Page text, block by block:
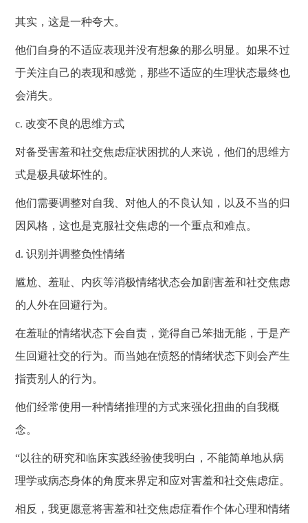
其实，这是一种夸大。
他们自身的不适应表现并没有想象的那么明显。如果不过
于关注自己的表现和感觉，那些不适应的生理状态最终也
会消失。
c.改变不良的思维方式
对备受害羞和社交焦虑症状困扰的人来说，他们的思维方
式是极具破坏性的。
他们需要调整对自我、对他人的不良认知，以及不当的归
因风格，这也是克服社交焦虑的一个重点和难点。
d.识别并调整负性情绪
尴尬、羞耻、内疚等消极情绪状态会加剧害羞和社交焦虑
的人外在回避行为。
在羞耻的情绪状态下会自责，觉得自己笨拙无能，于是产
生回避社交的行为。而当她在愤怒的情绪状态下则会产生
指责别人的行为。
他们经常使用一种情绪推理的方式来强化扭曲的自我概
念。
“以往的研究和临床实践经验使我明白，不能简单地从病
理学或病态身体的角度来界定和应对害羞和社交焦虑症。
相反，我更愿意将害羞和社交焦虑症看作个体心理和情绪